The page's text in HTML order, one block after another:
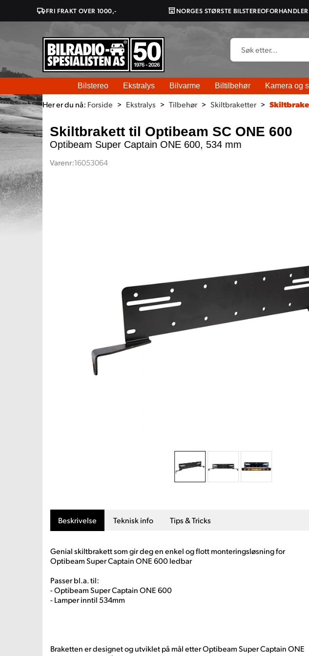
FRI FRAKT OVER 1000,- NORGES STØRSTE BILSTEREOFORHANDLER
Bilstereo Ekstralys Bilvarme Biltilbehør Kamera og
Her er du nå: Forside > Ekstralys > Tilbehør > Skiltbraketter >
Skiltbrakett til Optibeam SC ONE 600
Optibeam Super Captain ONE 600, 534 mm
Varenr:16053064
Beskrivelse Teknisk info Tips & Tricks
Genial skiltbrakett som gir deg en enkel og flott monteringsløsning for
Optibeam Super Captain ONE 600 ledbar
Passer bl.a. til:
- Optibeam Super Captain ONE 600
- Lamper inntil 534mm
Braketten er designet og utviklet på mål etter Optibeam Super Captain ONE